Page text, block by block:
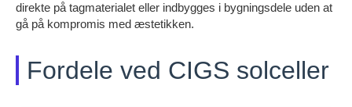
direkte på tagmaterialet eller indbygges i bygningsdele uden at
gå på kompromis med æstetikken.
Fordele ved CIGS solceller